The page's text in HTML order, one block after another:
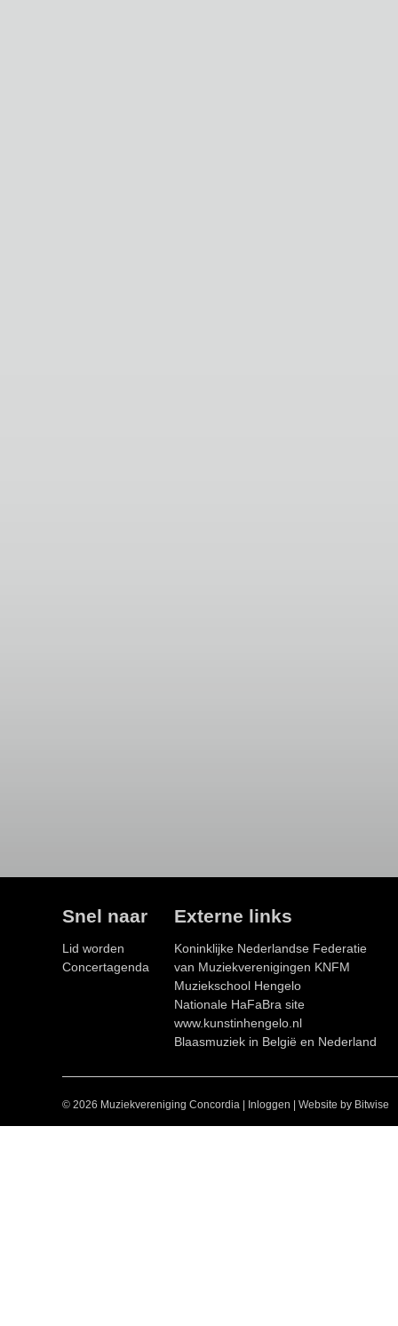
Snel naar
Lid worden
Concertagenda
Externe links
Koninklijke Nederlandse Federatie
van Muziekverenigingen KNFM
Muziekschool Hengelo
Nationale HaFaBra site
www.kunstinhengelo.nl
Blaasmuziek in België en Nederland
© 2026 Muziekvereniging Concordia Inloggen Website by Bitwise